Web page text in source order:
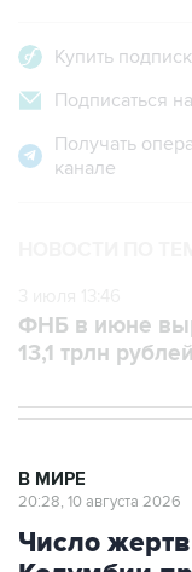
Купить
Подписаться
Получать
канале
ФНБ в июне
13,1 трлн рублей
В МИРЕ
20:28, 10 августа 2026
Число